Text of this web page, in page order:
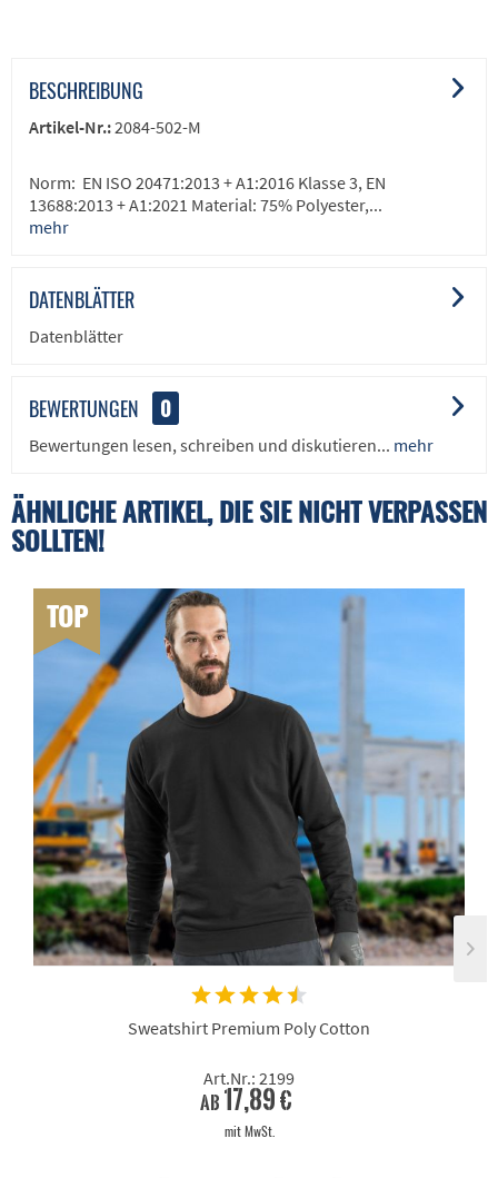
BESCHREIBUNG
Artikel-Nr.:2084-502-M
Norm: EN ISO 20471:2013 + A1:2016 Klasse 3, EN
13688:2013 + A1:2021 Material: 75% Polyester,...
mehr
DATENBLÄTTER
Datenblätter
BEWERTUNGEN 0
Bewertungen lesen, schreiben und diskutieren... mehr
ÄHNLICHE ARTIKEL, DIE SIE NICHT VERPASSEN
SOLLTEN!
TOP
Sweatshirt Premium Poly Cotton
Art.Nr.: 2199
ab 17,89 €
mit MwSt.